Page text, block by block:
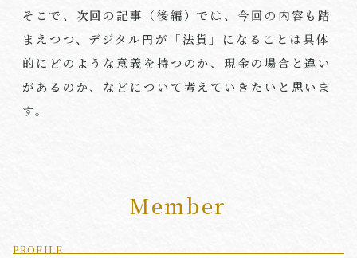
そこで、次回の記事（後編）では、今回の内容も踏
まえつつ、デジタル円が「法貨」になることは具体
的にどのような意義を持つのか、現金の場合と違い
があるのか、などについて考えていきたいと思いま
す。
Member
PROFILE